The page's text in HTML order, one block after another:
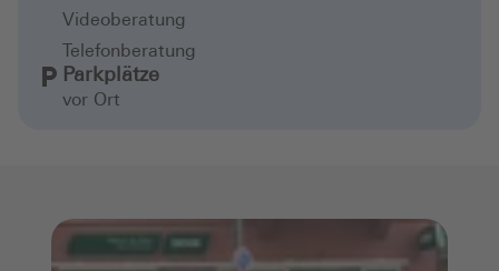
Videoberatung
Telefonberatung
Parkplätze
vor Ort